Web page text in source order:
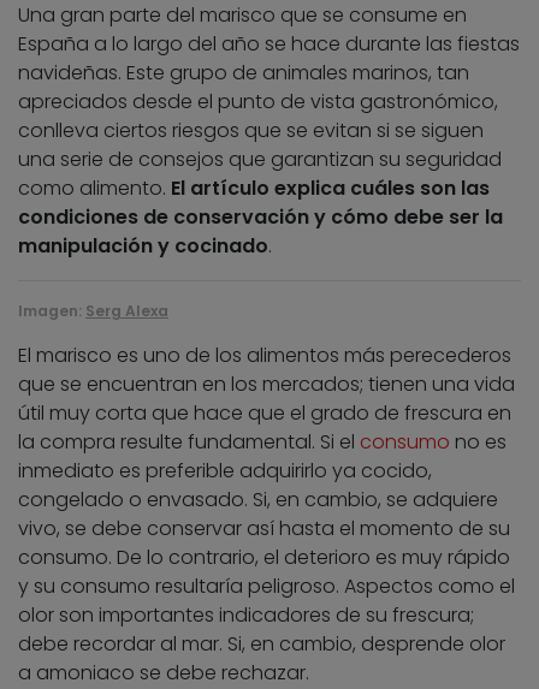
Una gran parte del marisco que se consume en
España a lo largo del año se hace durante las fiestas
navideñas. Este grupo de animales marinos, tan
apreciados desde el punto de vista gastronómico,
conlleva ciertos riesgos que se evitan si se siguen
una serie de consejos que garantizan su seguridad
como alimento. El artículo explica cuáles son las
condiciones de conservación y cómo debe ser la
manipulación y cocinado.
Imagen: Serg Alexa
El marisco es uno de los alimentos más perecederos
que se encuentran en los mercados; tienen una vida
útil muy corta que hace que el grado de frescura en
la compra resulte fundamental. Si el consumo no es
inmediato es preferible adquirirlo ya cocido,
congelado o envasado. Si, en cambio, se adquiere
vivo, se debe conservar así hasta el momento de su
consumo. De lo contrario, el deterioro es muy rápido
y su consumo resultaría peligroso. Aspectos como el
olor son importantes indicadores de su frescura;
debe recordar al mar. Si, en cambio, desprende olor
a amoniaco se debe rechazar.